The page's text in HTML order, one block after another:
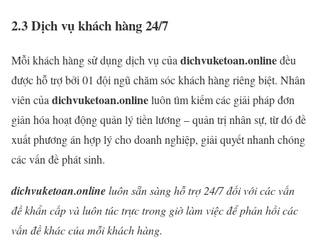
2.3 Dịch vụ khách hàng 24/7
Mỗi khách hàng sử dụng dịch vụ của dichvuketoan.onlineđều
được hỗ trợ bởi 01 đội ngũ chăm sóc khách hàng riêng biệt. Nhân
viên của dichvuketoan.onlineluôn tìm kiếm các giải pháp đơn
giản hóa hoạt động quản lý tiền lương – quản trị nhân sự, từ đó đề
xuất phương án hợp lý cho doanh nghiệp, giải quyết nhanh chóng
các vấn đề phát sinh.
dichvuketoan.onlineluôn sẵn sàng hỗ trợ 24/7 đối với các vấn
đề khẩn cấp và luôn túc trực trong giờ làm việc để phản hồi các
vấn đề khác của mỗi khách hàng.